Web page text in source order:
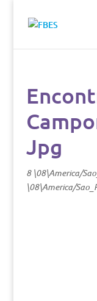
Jpg
8 \08\America/
\08\America/